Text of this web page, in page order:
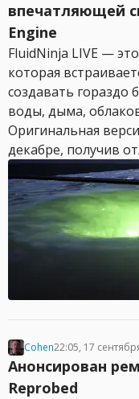
впечатляющей
Engine
FluidNinja LIVE —
которая
создавать гораздо
воды, дыма,
Оригинальная
декабре, получив
Cohen22:05, 17
Анонсирован
Reprobed